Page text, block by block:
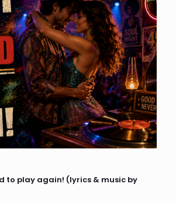
to play again! (lyrics & music by